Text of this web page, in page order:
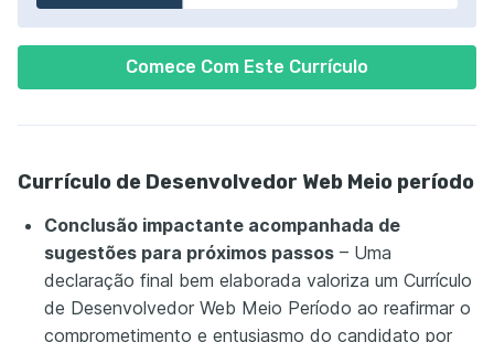
Comece Com Este Currículo
Currículo de Desenvolvedor Web Meio período
Conclusão impactante acompanhada de
sugestões para próximos passos – Uma
declaração final bem elaborada valoriza um Currículo
de Desenvolvedor Web Meio Período ao reafirmar o
comprometimento e entusiasmo do candidato por